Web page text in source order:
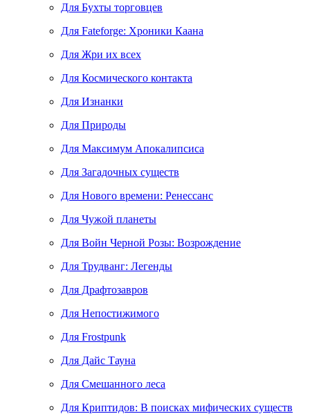
Для Бухты торговцев
Для Fateforge: Хроники Каана
Для Жри их всех
Для Космического контакта
Для Изнанки
Для Природы
Для Максимум Апокалипсиса
Для Загадочных существ
Для Нового времени: Ренессанс
Для Чужой планеты
Для Войн Черной Розы: Возрождение
Для Трудванг: Легенды
Для Драфтозавров
Для Непостижимого
Для Frostpunk
Для Дайс Тауна
Для Смешанного леса
Для Криптидов: В поисках мифических существ